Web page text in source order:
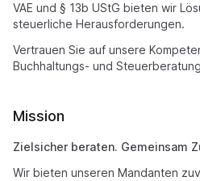
VAE und § 13b UStG bieten wir
steuerliche Herausforderungen.
Vertrauen Sie auf unsere
Buchhaltungs- und
Mission
Zielsicher beraten. Gemeinsam
Wir bieten unseren Mandanten